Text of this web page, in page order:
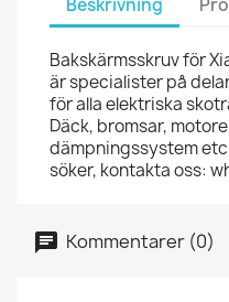
Bakskärmsskruv för
är specialister på
för alla elektriska
Däck, bromsar,
dämpningssystem
söker, kontakta oss:
Kommentarer (0)